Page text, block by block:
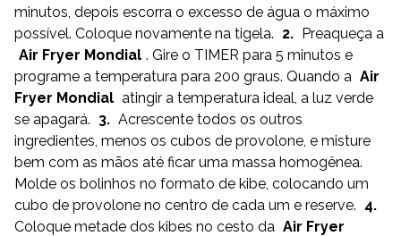
minutos, depois escorra o excesso de água o máximo
possível. Coloque novamente na tigela. 2. Preaqueça a
Air Fryer Mondial . Gire o TIMER para 5 minutos e
programe a temperatura para 200 graus. Quando a Air
Fryer Mondial atingir a temperatura ideal, a luz verde
se apagará. 3. Acrescente todos os outros
ingredientes, menos os cubos de provolone, e misture
bem com as mãos até ficar uma massa homogênea.
Molde os bolinhos no formato de kibe, colocando um
cubo de provolone no centro de cada um e reserve. 4.
Coloque metade dos kibes no cesto da Air Fryer